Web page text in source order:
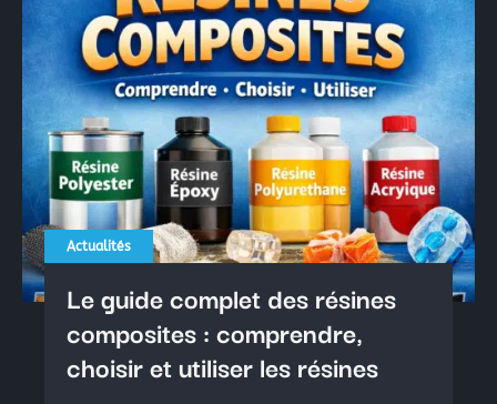
Actualités
Le guide complet des résines
composites : comprendre,
choisir et utiliser les résines